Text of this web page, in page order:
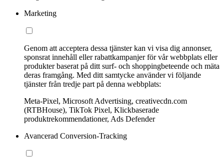
Marketing
Genom att acceptera dessa tjänster kan vi visa dig annonser,
sponsrat innehåll eller rabattkampanjer för vår webbplats eller
produkter baserat på ditt surf- och shoppingbeteende och mäta
deras framgång. Med ditt samtycke använder vi följande
tjänster från tredje part på denna webbplats:
Meta-Pixel, Microsoft Advertising, creativecdn.com
(RTBHouse), TikTok Pixel, Klickbaserade
produktrekommendationer, Ads Defender
Avancerad Conversion-Tracking